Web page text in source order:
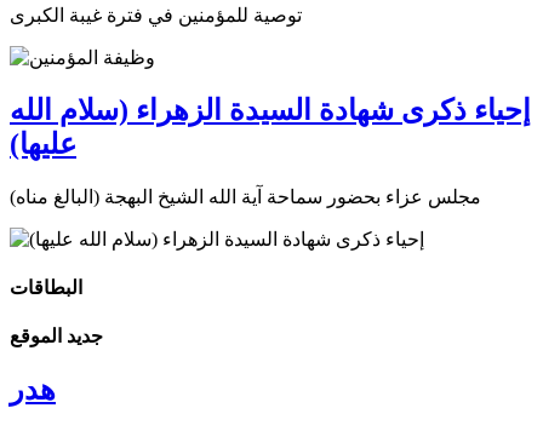
توصية للمؤمنين في فترة غيبة الكبرى
إحياء ذكرى شهادة السيدة الزهراء (سلام الله
عليها)
مجلس عزاء بحضور سماحة آية الله الشيخ البهجة (البالغ مناه)
البطاقات
جديد الموقع
هدر